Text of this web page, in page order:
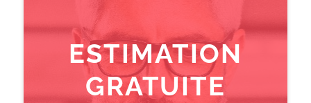
ESTIMATION
GRATUITE